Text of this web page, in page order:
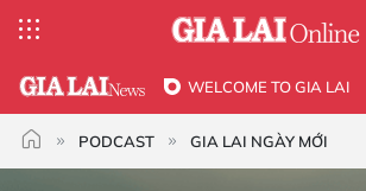
WELCOME TO GIA LAI
PODCAST GIA LAI NGÀY MỚI